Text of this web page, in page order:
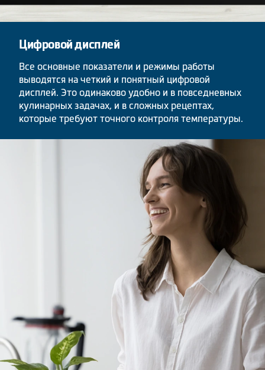
Цифровой дисплей
Все основные показатели и режимы работы
выводятся на четкий и понятный цифровой
дисплей. Это одинаково удобно и в повседневных
кулинарных задачах, и в сложных рецептах,
которые требуют точного контроля температуры.